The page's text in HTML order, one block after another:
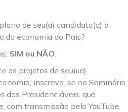
de seu(a) candidato(a) à
da economia do País?
SIM ou NÃO.
os projetos de seu(ua)
inscreva-se no Seminário
dos Presidenciáveis, que
com transmissão pelo YouTube,